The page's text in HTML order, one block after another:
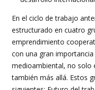
En el ciclo de trabajo
estructurado en cuatro
emprendimiento
con una gran
medioambiental, no solo
también más allá. Estos